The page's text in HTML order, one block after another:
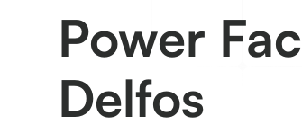
Power
Delfos